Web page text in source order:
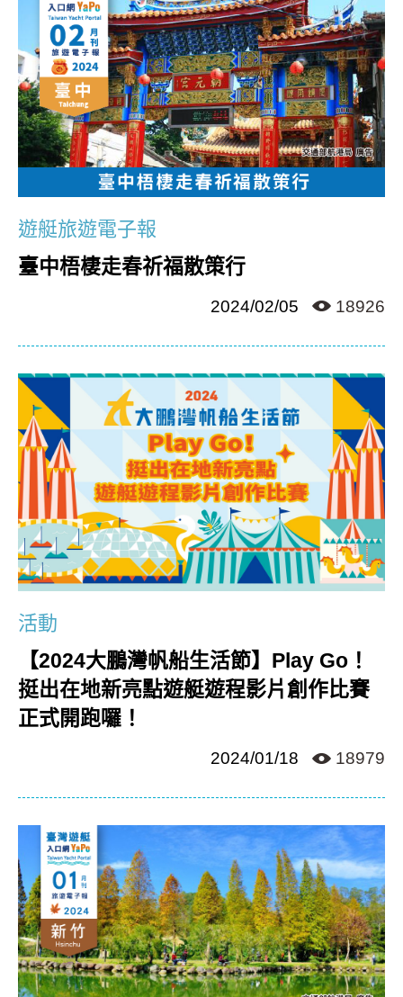
遊艇旅遊電子報
臺中梧棲走春祈福散策行
2024/02/05 18926
活動
【2024大鵬灣帆船生活節】Play Go！
挺出在地新亮點遊艇遊程影片創作比賽
正式開跑囉！
2024/01/18 18979